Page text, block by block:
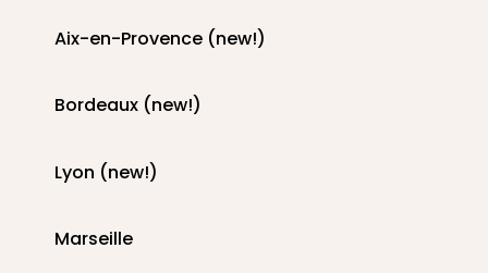
Aix-en-Provence (new!)
Bordeaux (new!)
Lyon (new!)
Marseille